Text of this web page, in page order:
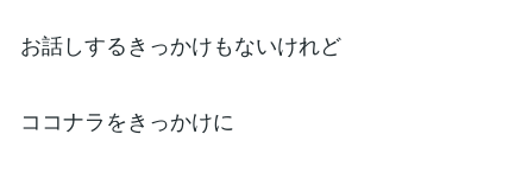
お話しするきっかけもないけれど
ココナラをきっかけに